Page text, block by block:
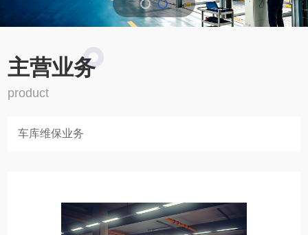
主营业务
主营业务
product
车库维保业务